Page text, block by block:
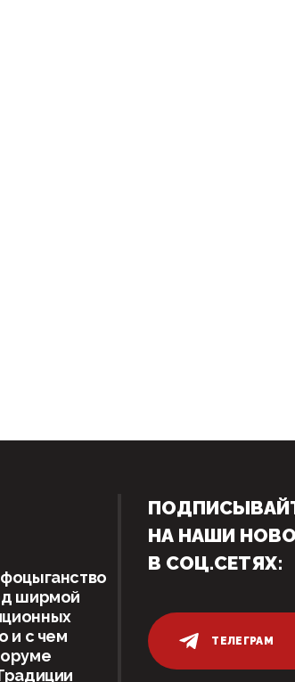
ширмой
и с чем
НА НАШИ
В СОЦ.СЕТЯХ:
ТЕЛЕГРАМ